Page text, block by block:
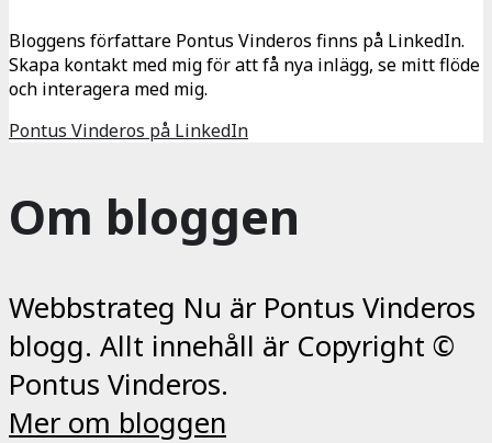
Bloggens författare Pontus Vinderos finns på LinkedIn.
Skapa kontakt med mig för att få nya inlägg, se mitt flöde
och interagera med mig.
Pontus Vinderos på LinkedIn
Om bloggen
Webbstrateg Nu är Pontus Vinderos
blogg. Allt innehåll är Copyright ©
Pontus Vinderos.
Mer om bloggen